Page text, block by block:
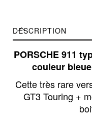
DESCRIPTION
PORSCHE 911
couleur
Cette très rare
GT3 Touring +